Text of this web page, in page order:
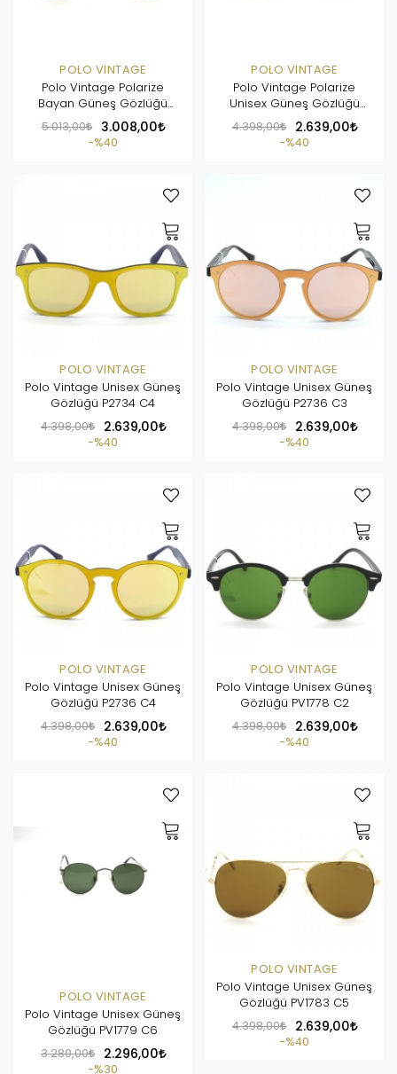
POLO VINTAGE
Polo Vintage Polarize
Bayan Güneş Gözlüğü
PV1834 C1
5.013,00 3.008,00
%40
POLO VINTAGE
Polo Vintage Polarize
Unisex Güneş Gözlüğü
PV1836 C3
4.398,00 2.639,00
%40
POLO VINTAGE
Polo Vintage Unisex Güneş
Gözlüğü P2734 C4
4.398,00
2.639,00
%40
POLO VINTAGE
Polo Vintage Unisex Güneş
Gözlüğü P2736 C3
4.398,00
2.639,00
%40
POLO VINTAGE
Polo Vintage Unisex Güneş
Gözlüğü P2736 C4
4.398,00
2.639,00
%40
POLO VINTAGE
Polo Vintage Unisex Güneş
Gözlüğü PV1778 C2
4.398,00
2.639,00
%40
POLO VINTAGE
Polo Vintage Unisex Güneş
Gözlüğü PV1779 C6
3.280,00
2.296,00
%30
POLO VINTAGE
Polo Vintage Unisex Güneş
Gözlüğü PV1783 C5
4.398,00
2.639,00
%40